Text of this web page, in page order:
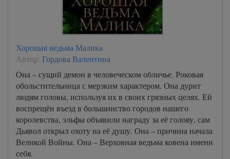
Хорошая ведьма Малика
Автор: Гордова Валентина
Она – сущий демон в человеческом обличье. Роковая
обольстительница с мерзким характером. Она дурит
людям головы, используя их в своих грязных целях. Ей
воспрещён въезд в большинство городов нашего
королевства, эльфы объявили награду за её голову, сам
Дьявол открыл охоту на её душу. Она – причина начала
Великой Войны. Она – Верховная ведьма ковена имени
себя.